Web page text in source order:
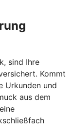
sind Ihre
Kommt
Urkunden und
aus dem